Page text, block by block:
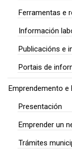
Ferramentas e
Información
Publicacións e
Portais de
Emprendemento e
Presentación
Emprender un
Trámites